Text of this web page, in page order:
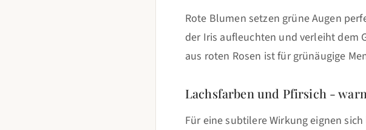
Rote Blumen setzen grüne Augen
der Iris aufleuchten und verleiht dem
aus roten Rosen ist für grünäugige
Lachsfarben und Pfirsich -
Für eine subtilere Wirkung eignen